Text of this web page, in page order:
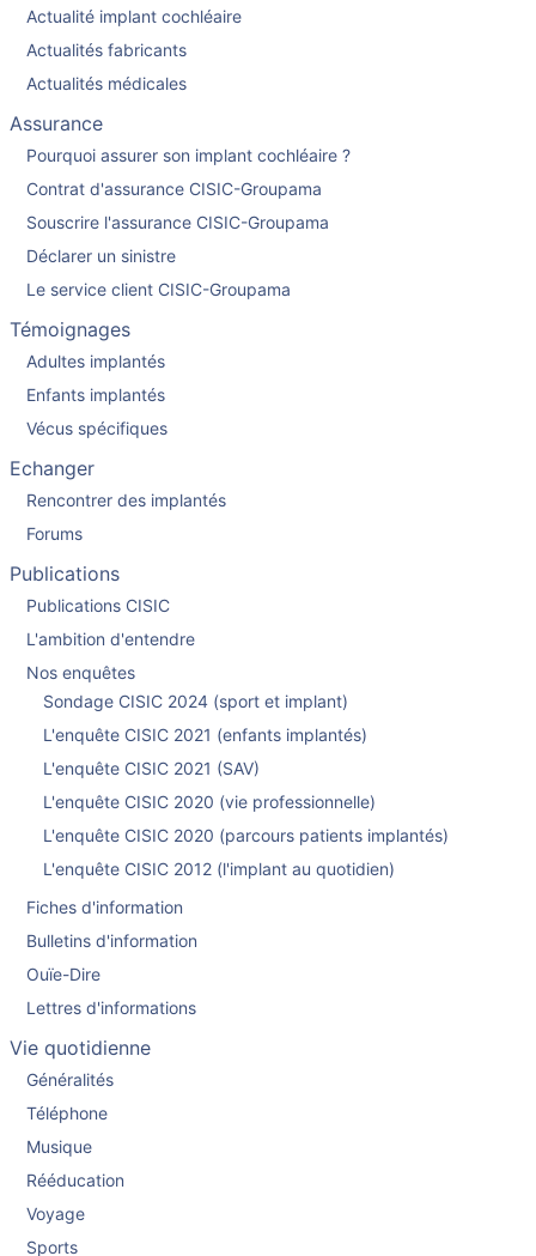
Actualité implant cochléaire
Actualités fabricants
Actualités médicales
Assurance
Pourquoi assurer son implant cochléaire ?
Contrat d'assurance CISIC-Groupama
Souscrire l'assurance CISIC-Groupama
Déclarer un sinistre
Le service client CISIC-Groupama
Témoignages
Adultes implantés
Enfants implantés
Vécus spécifiques
Echanger
Rencontrer des implantés
Forums
Publications
Publications CISIC
L'ambition d'entendre
Nos enquêtes
Sondage CISIC 2024 (sport et implant)
L'enquête CISIC 2021 (enfants implantés)
L'enquête CISIC 2021 (SAV)
L'enquête CISIC 2020 (vie professionnelle)
L'enquête CISIC 2020 (parcours patients implantés)
L'enquête CISIC 2012 (l'implant au quotidien)
Fiches d'information
Bulletins d'information
Ouïe-Dire
Lettres d'informations
Vie quotidienne
Généralités
Téléphone
Musique
Rééducation
Voyage
Sports